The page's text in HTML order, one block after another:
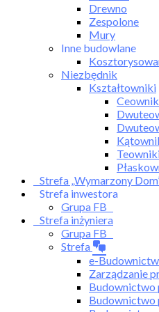
Drewno
Zespolone
Mury
Inne budowlane
Niezbędnik
Kształtowniki
Strefa „Wymarzony
Strefa inwestora
Grupa FB
Strefa inżyniera
Grupa FB
Strefa
e-
Zarządzanie
Budownictwo
Budownictwo